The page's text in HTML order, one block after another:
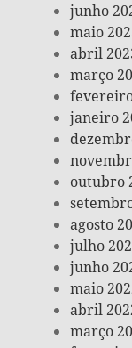
junho
maio
abril
março
janeiro
outubro
agosto
julho
junho
maio
abril
março